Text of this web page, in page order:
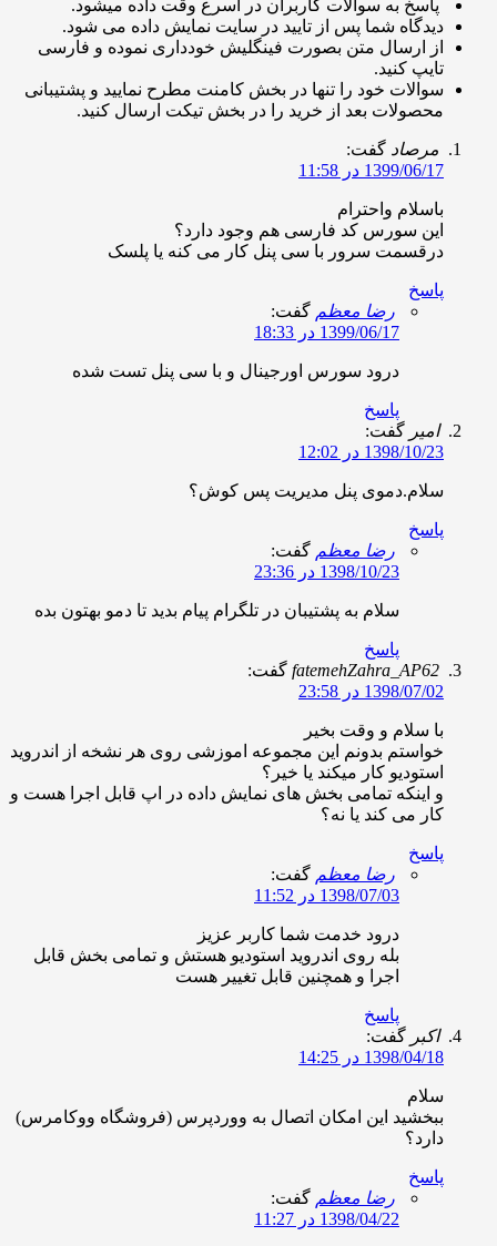
به سوالات کاربران در اسرع وقت داده میشود.
شما پس از تایید در سایت نمایش داده می شود.
ارسال متن بصورت فینگلیش خودداری نموده و فارسی
کنید.
خود را تنها در بخش کامنت مطرح نمایید و پشتیبانی
بعد از خرید را در بخش تیکت ارسال کنید.
مرصاد گفت:
06/17 در 11:58
واحترام
سورس کد فارسی هم وجود دارد؟
سرور با سی پنل کار می کنه یا پلسک
رضا معظم گفت:
1399/06/17 در 18:33
درود سورس اورجینال و با سی پنل تست شده
گفت:
10/23 در 12:02
پنل مدیریت پس کوش؟
رضا معظم گفت:
1398/10/23 در 23:36
سلام به پشتیبان در تلگرام پیام بدید تا دمو بهتون بده
fatemehZahra_AP62 گفت:
07/02 در 23:58
سلام و وقت بخیر
بدونم این مجموعه اموزشی روی هر نشخه از اندروید
کار میکند یا خیر؟
اینکه تمامی بخش های نمایش داده در اپ قابل اجرا هست و
می کند یا نه؟
رضا معظم گفت:
1398/07/03 در 11:52
درود خدمت شما کاربر عزیز
بله روی اندروید استودیو هستش و تمامی بخش قابل
اجرا و همچنین قابل تغییر هست
گفت:
04/18 در 14:25
این امکان اتصال به ووردپرس (فروشگاه ووکامرس)
رضا معظم گفت:
1398/04/22 در 11:27